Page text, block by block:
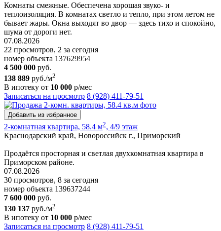
Комнаты смежные. Обеспечена хорошая звуко- и
теплоизоляция. В комнатах светло и тепло, при этом летом не
бывает жары. Окна выходят во двор — здесь тихо и спокойно,
шума от дороги нет.
07.08.2026
22 просмотров, 2 за сегодня
номер объекта 137629954
4 500 000 руб.
138 889 руб./м2
В ипотеку от 10 000 р/мес
Записаться на просмотр 8 (928) 411-79-51
Добавить из избранное
2-комнатная квартира, 58.4 м2, 4/9 этаж
Краснодарский край, Новороссийск г., Приморский
Продаётся просторная и светлая двухкомнатная квартира в
Приморском районе.
07.08.2026
30 просмотров, 8 за сегодня
номер объекта 139637244
7 600 000 руб.
130 137 руб./м2
В ипотеку от 10 000 р/мес
Записаться на просмотр 8 (928) 411-79-51